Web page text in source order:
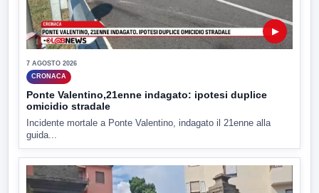
▶
7 AGOSTO 2026
CRONACA
Ponte Valentino,21enne indagato: ipotesi duplice
omicidio stradale
Incidente mortale a Ponte Valentino, indagato il 21enne alla
guida...